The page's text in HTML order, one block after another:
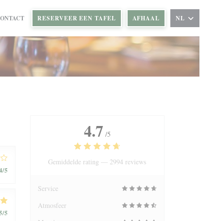
RESERVEER EEN TAFEL AFHAAL NL
/5
/5
4.7 /5
Gemiddelde rating — 2994 reviews
Service
Atmosfeer